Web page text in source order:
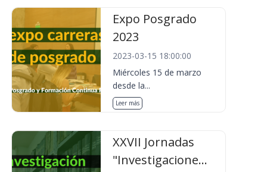
Expo Posgrado
2023
2023-03-15 18:00:00
Miércoles 15 de marzo
desde la...
Leer más
XXVII Jornadas
"Investigacione...